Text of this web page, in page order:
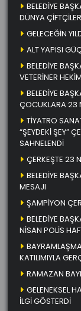
BELEDİYE
DÜNYA
GELECEĞİN
ALT YAPISI
BELEDİYE
VETERİNER
BELEDİYE
ÇOCUKLARA 23
TİYATRO
“ŞEYDEKİ ŞEY”
SAHNELENDİ
ÇERKEŞTE 23
BELEDİYE
MESAJI
ŞAMPİYON
BELEDİYE
NİSAN POLİS
KATILIMIYLA
RAMAZAN
GELENEKSEL
İLGİ GÖSTERDİ